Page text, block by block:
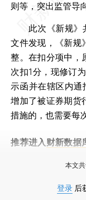
则等，突出监管导
此次《新规》
文件发现，《新规
整。在扣分项中，
次扣1分，现修订
示函并在辖区内通
增加了被证券期货
措施的，也需要每
推荐进入 财新数据
本文
登录 后